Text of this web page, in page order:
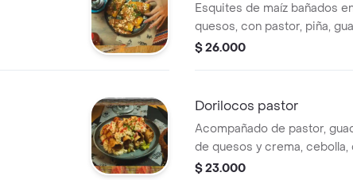
Esquites de maíz bañados
quesos, con pastor, piña,
cilantro.
$ 26.000
Dorilocos pastor
Acompañado de pastor,
de quesos y crema, cebolla,
toque de tajin.
$ 23.000